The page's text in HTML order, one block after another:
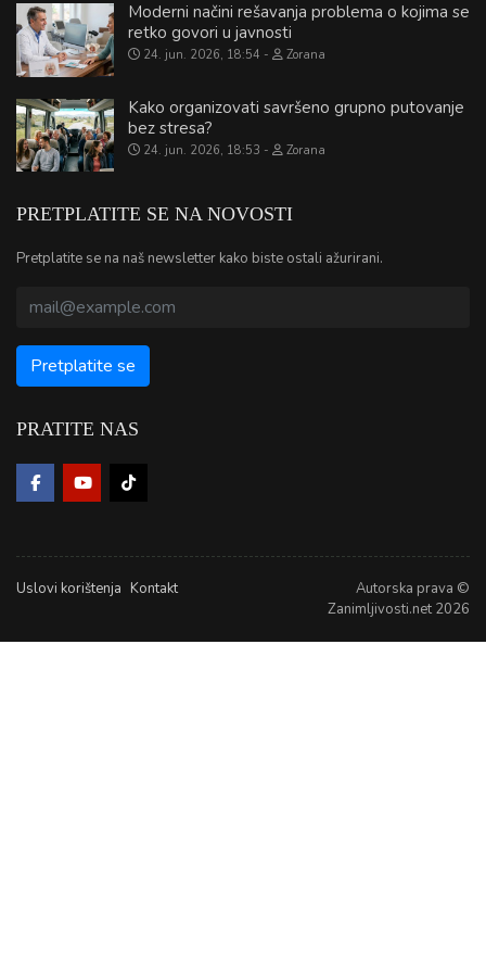
Moderni načini rešavanja problema o kojima se
retko govori u javnosti
24. jun. 2026, 18:54 Zorana
Kako organizovati savršeno grupno putovanje
bez stresa?
24. jun. 2026, 18:53 Zorana
PRETPLATITE SE NA NOVOSTI
Pretplatite se na naš newsletter kako biste ostali ažurirani.
PRATITE NAS
Uslovi korištenja Kontakt
Autorska prava ©
Zanimljivosti.net 2026